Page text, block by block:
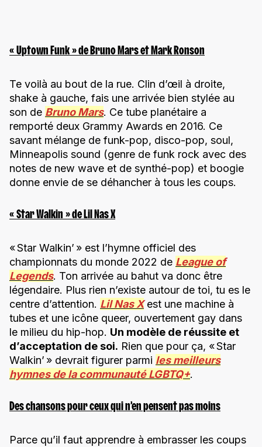
« Uptown Funk » de Bruno Mars et Mark Ronson
Te voilà au bout de la rue. Clin d’œil à droite,
shake à gauche, fais une arrivée bien stylée au
son de Bruno Mars. Ce tube planétaire a
remporté deux Grammy Awards en 2016. Ce
savant mélange de funk-pop, disco-pop, soul,
Minneapolis sound (genre de funk rock avec des
notes de new wave et de synthé-pop) et boogie
donne envie de se déhancher à tous les coups.
« Star Walkin » de Lil Nas X
« Star Walkin’ » est l’hymne officiel des
championnats du monde 2022 de League of
Legends. Ton arrivée au bahut va donc être
légendaire. Plus rien n’existe autour de toi, tu es le
centre d’attention. Lil Nas Xest une machine à
tubes et une icône queer, ouvertement gay dans
le milieu du hip-hop. Un modèle de réussite et
d’acceptation de soi. Rien que pour ça, « Star
Walkin’ » devrait figurer parmi les meilleurs
hymnes de la communauté LGBTQ+.
Des chansons pour ceux qui n’en pensent pas moins
Parce qu’il faut apprendre à embrasser les coups